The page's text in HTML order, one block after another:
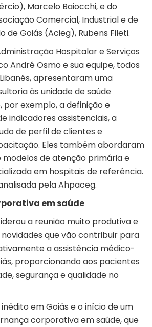
Marcelo Baiocchi, e do
Comercial, Industrial e de
de Goiás (Acieg), Rubens Fileti.
Hospitalar e Serviços
André Osmo e sua equipe, todos
apresentaram uma
às unidade de saúde
por exemplo, a definição e
indicadores assistenciais, a
de perfil de clientes e
Eles também abordaram
de atenção primária e
em hospitais de referência.
pela Ahpaceg.
em saúde
a reunião muito produtiva e
que vão contribuir para
a assistência médico-
proporcionando aos pacientes
segurança e qualidade no
em Goiás e o início de um
corporativa em saúde, que